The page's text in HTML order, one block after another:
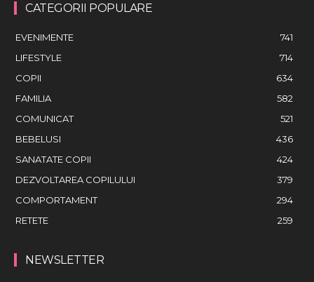
CATEGORII POPULARE
EVENIMENTE
741
LIFESTYLE
714
COPII
634
FAMILIA
582
COMUNICAT
521
BEBELUSI
436
SANATATE COPII
424
DEZVOLTAREA COPILULUI
379
COMPORTAMENT
294
RETETE
259
NEWSLETTER